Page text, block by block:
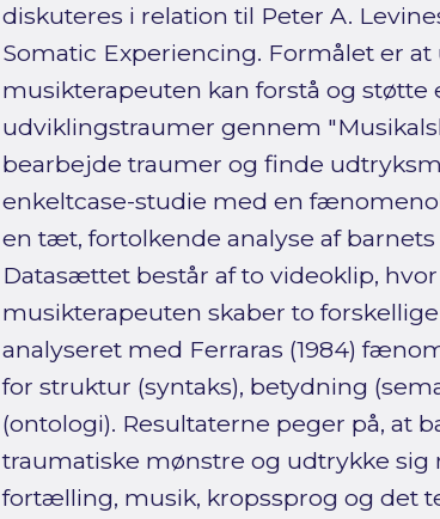
diskuteres i relation til Peter A.
Somatic Experiencing. Formålet er
musikterapeuten kan forstå og støtte
udviklingstraumer gennem
bearbejde traumer og finde
enkeltcase-studie med en
en tæt, fortolkende analyse af
Datasættet består af to videoklip,
musikterapeuten skaber to
analyseret med Ferraras (1984)
for struktur (syntaks), betydning
(ontologi). Resultaterne peger på, at
traumatiske mønstre og udtrykke
fortælling, musik, kropssprog og det